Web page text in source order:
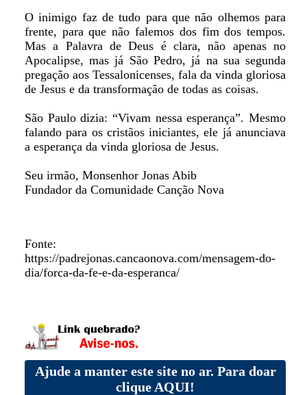
O inimigo faz de tudo para que não olhemos para
frente, para que não falemos dos fim dos tempos.
Mas a Palavra de Deus é clara, não apenas no
Apocalipse, mas já São Pedro, já na sua segunda
pregação aos Tessalonicenses, fala da vinda gloriosa
de Jesus e da transformação de todas as coisas.
São Paulo dizia: “Vivam nessa esperança”. Mesmo
falando para os cristãos iniciantes, ele já anunciava
a esperança da vinda gloriosa de Jesus.
Seu irmão, Monsenhor Jonas Abib
Fundador da Comunidade Canção Nova
Fonte:
https://padrejonas.cancaonova.com/mensagem-do-
dia/forca-da-fe-e-da-esperanca/
Ajude a manter este site no ar. Para doar
clique AQUI!